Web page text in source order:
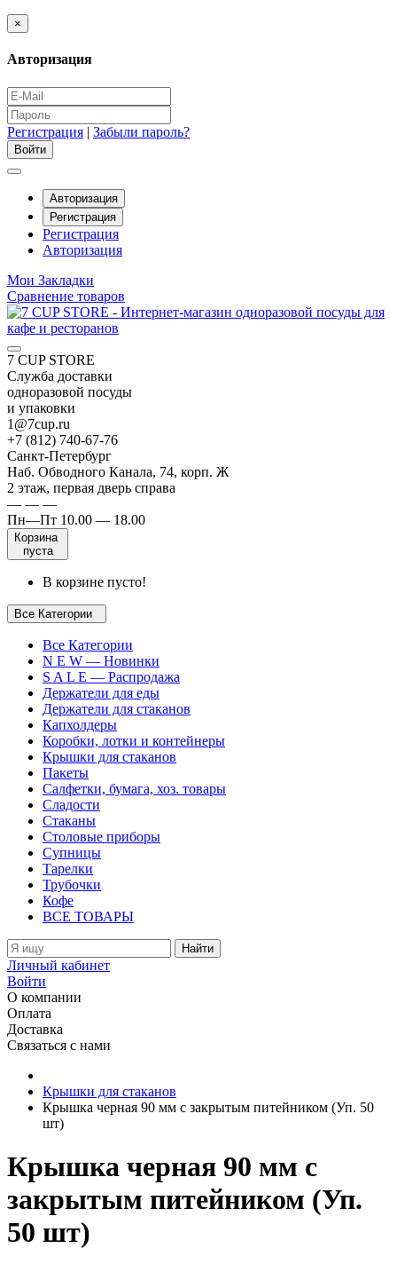
×
Авторизация
Регистрация | Забыли пароль?
Авторизация
Регистрация
Регистрация
Авторизация
Мои Закладки
Сравнение товаров
7 CUP STORE
Служба доставки
одноразовой посуды
и упаковки
1@7cup.ru
+7 (812) 740-67-76
Санкт-Петербург
Наб. Обводного Канала, 74, корп. Ж
2 этаж, первая дверь справа
— — —
Пн—Пт 10.00 — 18.00
Корзина
пуста
В корзине пусто!
Все Категории
Все Категории
N E W — Новинки
S A L E — Распродажа
Держатели для еды
Держатели для стаканов
Капхолдеры
Коробки, лотки и контейнеры
Крышки для стаканов
Пакеты
Салфетки, бумага, хоз. товары
Сладости
Стаканы
Столовые приборы
Супницы
Тарелки
Трубочки
Кофе
ВСЕ ТОВАРЫ
Найти
Личный кабинет
Войти
О компании
Оплата
Доставка
Связаться с нами
Крышки для стаканов
Крышка черная 90 мм с закрытым питейником (Уп. 50
шт)
Крышка черная 90 мм с
закрытым питейником (Уп.
50 шт)